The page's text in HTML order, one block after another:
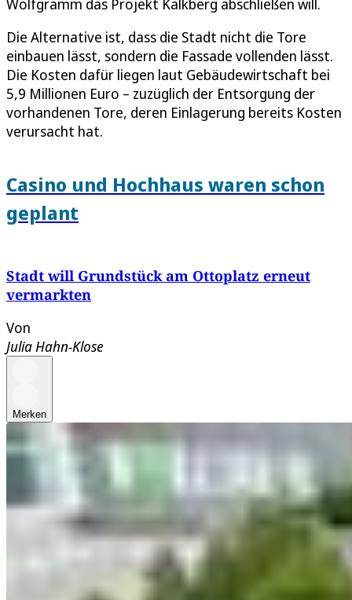
Die Alternative ist, dass die Stadt nicht die Tore
einbauen lässt, sondern die Fassade vollenden lässt.
Die Kosten dafür liegen laut Gebäudewirtschaft bei
5,9 Millionen Euro – zuzüglich der Entsorgung der
vorhandenen Tore, deren Einlagerung bereits Kosten
verursacht hat.
Casino und Hochhaus waren schon
geplant
Stadt will Grundstück am Ottoplatz erneut
vermarkten
Von
Julia Hahn-Klose
Merken